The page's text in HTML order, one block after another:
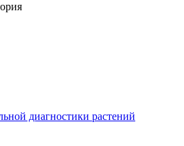
диагностики растений